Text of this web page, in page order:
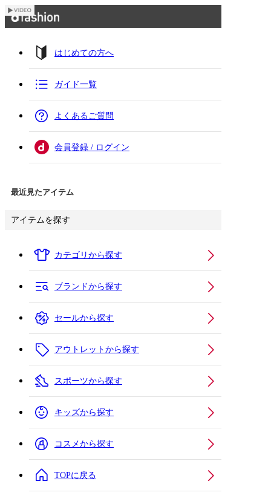
はじめての方へ
ガイド一覧
よくあるご質問
会員登録 / ログイン
最近見たアイテム
アイテムを探す
カテゴリから探す
ブランドから探す
セールから探す
アウトレットから探す
スポーツから探す
キッズから探す
コスメから探す
TOPに戻る